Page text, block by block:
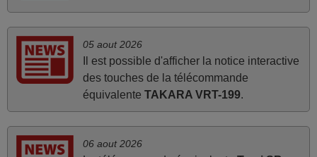
mars 2026
Je suis très content de cet achat. Cette télécommande est
d'origine ne fonctionnait plus (probablement le LED à
changer), et que certains boutons sur le Combiné Radio-
05 aout 2026
Il est possible d'afficher la notice interactive
des touches de la télécommande
équivalente TAKARA VRT-199.
06 aout 2026